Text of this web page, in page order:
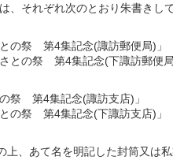
、それぞれ次のとおり朱書きし
との祭 第4集記念(諏訪郵便局)」
さとの祭 第4集記念(下諏訪郵便
の祭 第4集記念(諏訪支店)」
との祭 第4集記念(下諏訪支店)」
上、あて名を明記した封筒又は